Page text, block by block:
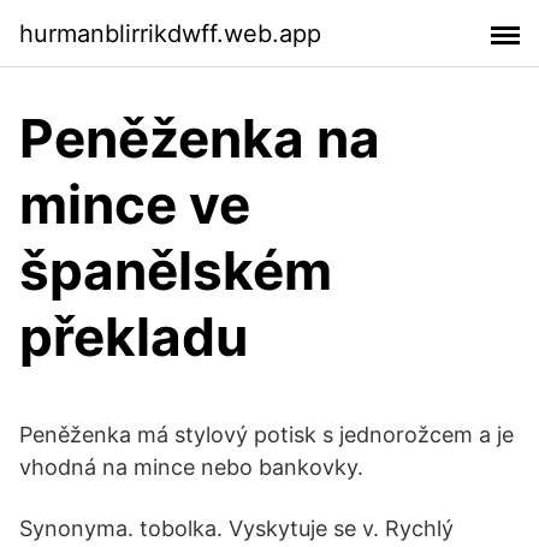
hurmanblirrikdwff.web.app
Peněženka na
mince ve
španělském
překladu
Peněženka má stylový potisk s jednorožcem a je
vhodná na mince nebo bankovky.
Synonyma. tobolka. Vyskytuje se v. Rychlý